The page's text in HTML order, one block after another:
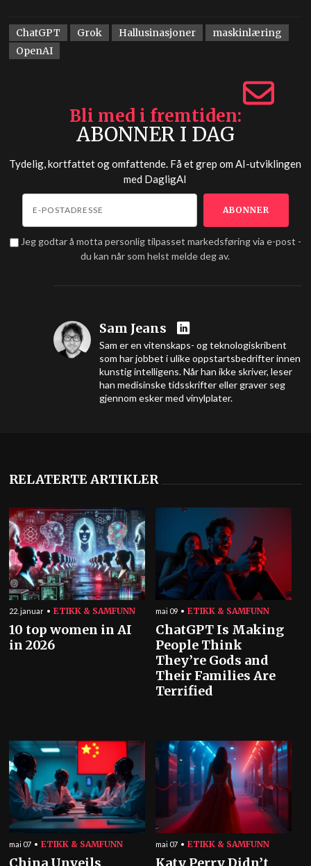
ChatGPT Grok Hallusinasjoner
maskinlæring
OpenAI
Bli med i fremtiden
ABONNER I DAG
Tydelig, kortfattet og omfattende. Få et grep om AI-utviklingen
med DagligAI
Jeg godtar å motta personlig tilpasset markedsføring via e-post -
du kan når som helst melde deg av.
Sam Jeans
Sam er en vitenskaps- og teknologiskribent
som har jobbet i ulike oppstartsbedrifter innen
kunstig intelligens. Når han ikke skriver, leser
han medisinske tidsskrifter eller graver seg
gjennom esker med vinylplater.
RELATERTE ARTIKLER
22. januar ETIKK & SAMFUNN
10 top women in AI
in 2026
mai 09 ETIKK & SAMFUNN
ChatGPT Is Making
People Think
They’re Gods and
Their Families Are
Terrified
mai 07 ETIKK & SAMFUNN mai 07 ETIKK & SAMFUNN